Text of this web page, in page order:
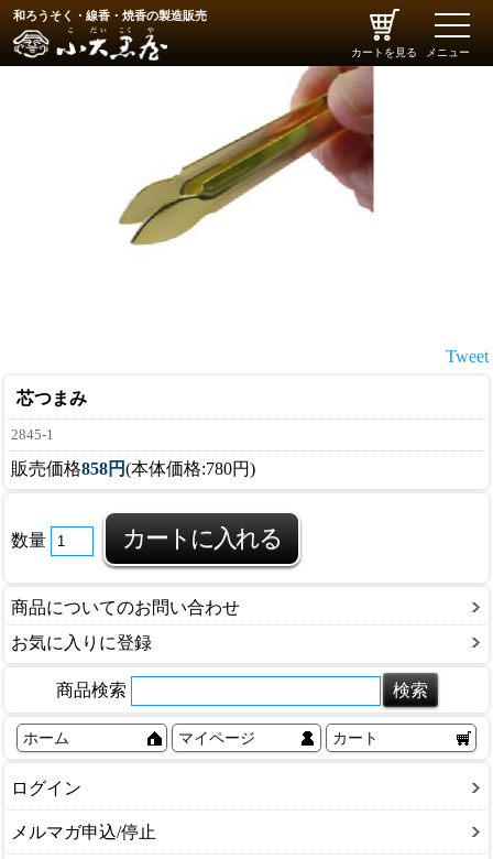
和ろうそく・線香・焼香の製造販売
カートを見る
toggle
メニュー
Tweet
芯つまみ
2845-1
販売価格858円(本体価格:780円)
数量
商品についてのお問い合わせ
お気に入りに登録
商品検索
ホーム マイページ カート
ログイン
メルマガ申込/停止